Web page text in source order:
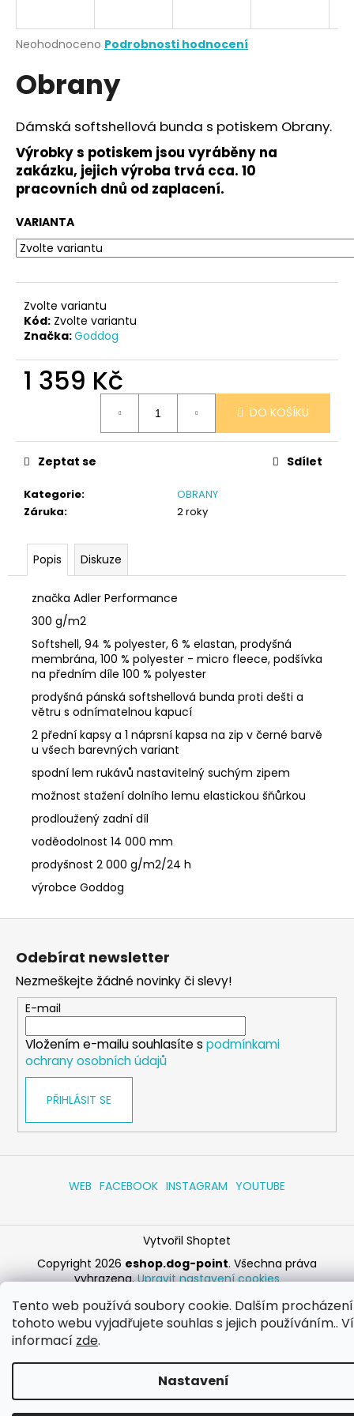
Tento web používá soubory cookie. Dalším
tohoto webu vyjadřujete souhlas s jejich používáním..
informací zde.
Nastavení
Průměrné
produktu
je
z
5
hvězdiček.
Neohodnoceno Podrobnosti hodnocení
Obrany
Dámská softshellová bunda s potiskem Obrany.
Výrobky s potiskem jsou vyráběny na
zakázku, jejich výroba trvá cca. 10
pracovních dnů od zaplacení.
VARIANTA
Zvolte variantu
Kód: Zvolte variantu
Značka:Goddog
1 359 Kč
DO KOŠÍKU
Kategorie:
OBRANY
Záruka: 2 roky
Zeptat se Sdílet
Popis Diskuze
značka Adler Performance
300 g/m2
Softshell, 94 % polyester, 6 % elastan, prodyšná
membrána, 100 % polyester - micro fleece, podšívka
na předním díle 100 % polyester
prodyšná pánská softshellová bunda proti dešti a
větru s odnímatelnou kapucí
2 přední kapsy a 1 náprsní kapsa na zip v černé barvě
u všech barevných variant
spodní lem rukávů nastavitelný suchým zipem
možnost stažení dolního lemu elastickou šňůrkou
prodloužený zadní díl
voděodolnost 14 000 mm
prodyšnost 2 000 g/m2/24 h
výrobce Goddog
j
t
?
HLEDAT
D
p
o
u
č
u
e
SÓJOVÁ
SVÍČKA
RŮŽE
400
Kč
Z
Odebírat newsletter
Nezmeškejte žádné novinky či slevy!
E-mail
Vložením e-mailu souhlasíte s podmínkami
ochrany osobních údajů
PŘIHLÁSIT SE
WEB FACEBOOK INSTAGRAM YOUTUBE
Vytvořil Shoptet
Copyright 2026 eshop.dog-point. Všechna práva
vyhrazena.Upravit nastavení cookies